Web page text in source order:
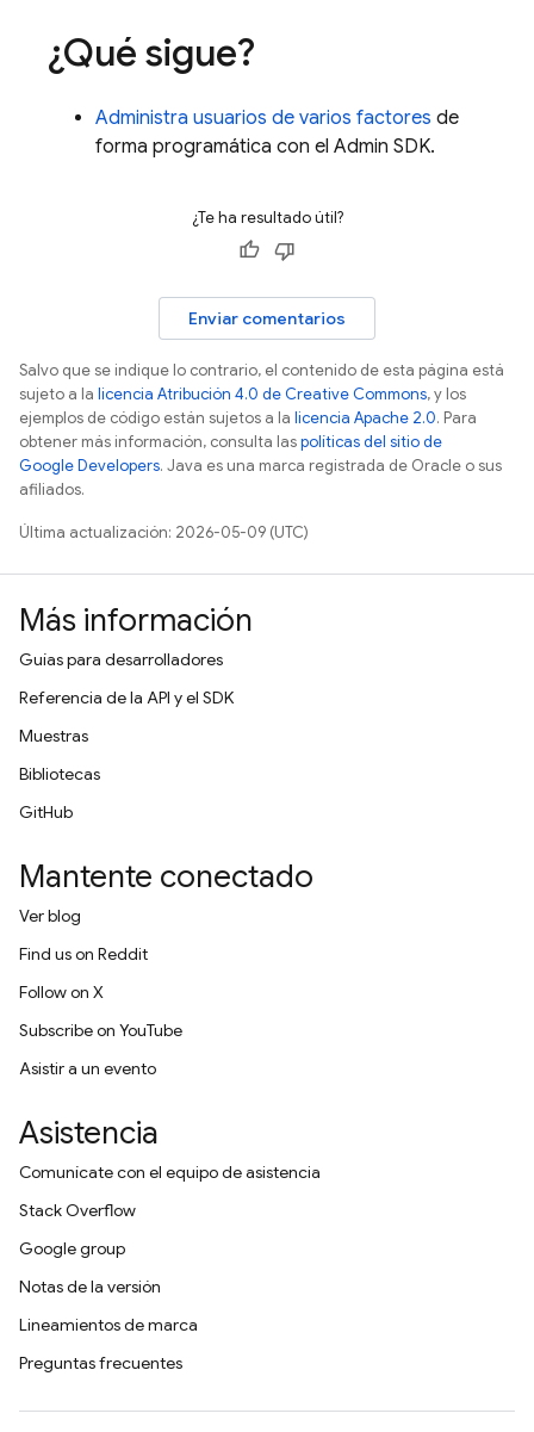
¿Qué sigue?
Administra usuarios de varios factores de
forma programática con el Admin SDK.
¿Te ha resultado útil?
Enviar comentarios
Salvo que se indique lo contrario, el contenido de esta página está
sujeto a la licencia Atribución 4.0 de Creative Commons, y los
ejemplos de código están sujetos a la licencia Apache 2.0. Para
obtener más información, consulta laspolíticas del sitio de
Google Developers. Java es una marca registrada de Oracle o sus
afiliados.
Última actualización: 2026-05-09 (UTC)
Más información
Guías para desarrolladores
Referencia de la API y el SDK
Muestras
Bibliotecas
GitHub
Mantente conectado
Ver blog
Find us on Reddit
Follow on X
Subscribe on YouTube
Asistir a un evento
Asistencia
Comunícate con el equipo de asistencia
Stack Overflow
Google group
Notas de la versión
Lineamientos de marca
Preguntas frecuentes